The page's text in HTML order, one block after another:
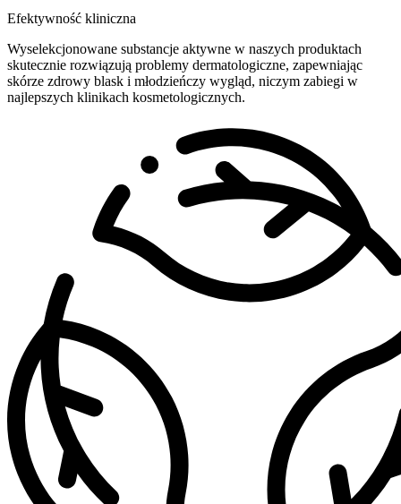
Efektywność kliniczna
Wyselekcjonowane substancje aktywne w naszych produktach
skutecznie rozwiązują problemy dermatologiczne, zapewniając
skórze zdrowy blask i młodzieńczy wygląd, niczym zabiegi w
najlepszych klinikach kosmetologicznych.